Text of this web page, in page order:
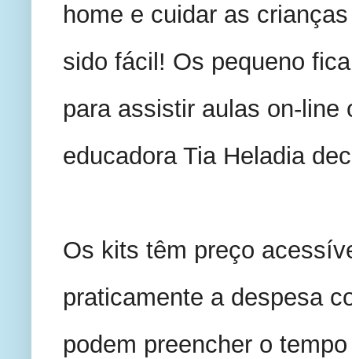
home e cuidar as
sido fácil! Os pequeno
para assistir aulas on-line
educadora Tia Heladia
Os kits têm preço
praticamente a despesa
podem preencher o